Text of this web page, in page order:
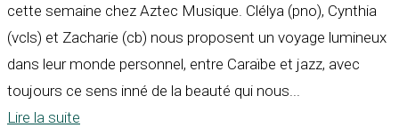
cette semaine chez Aztec Musique. Clélya (pno), Cynthia
(vcls) et Zacharie (cb) nous proposent un voyage lumineux
dans leur monde personnel, entre Caraïbe et jazz, avec
toujours ce sens inné de la beauté qui nous...
Lire la suite